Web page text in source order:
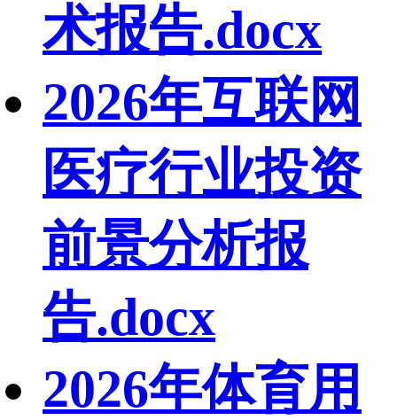
术报告.docx
2026年互联网
医疗行业投资
前景分析报
告.docx
2026年体育用